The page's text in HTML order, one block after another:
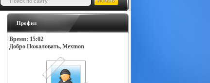
Профил
Время: 15:02
Добро Пожаловать, Mexmon